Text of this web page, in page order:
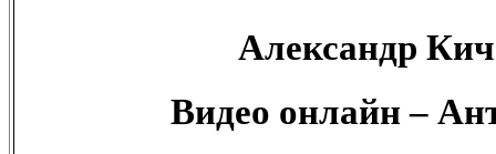
Александр
Видео онлайн –